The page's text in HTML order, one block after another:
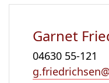
Garnet
04630 55-121